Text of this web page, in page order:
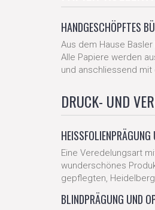
HANDGESCHÖPFTES
Aus dem Hause
Alle Papiere werden
und anschliessend
DRUCK- UND
Eine Veredelungsart
wunderschönes
gepflegten,
BLINDPRÄGUNG UND